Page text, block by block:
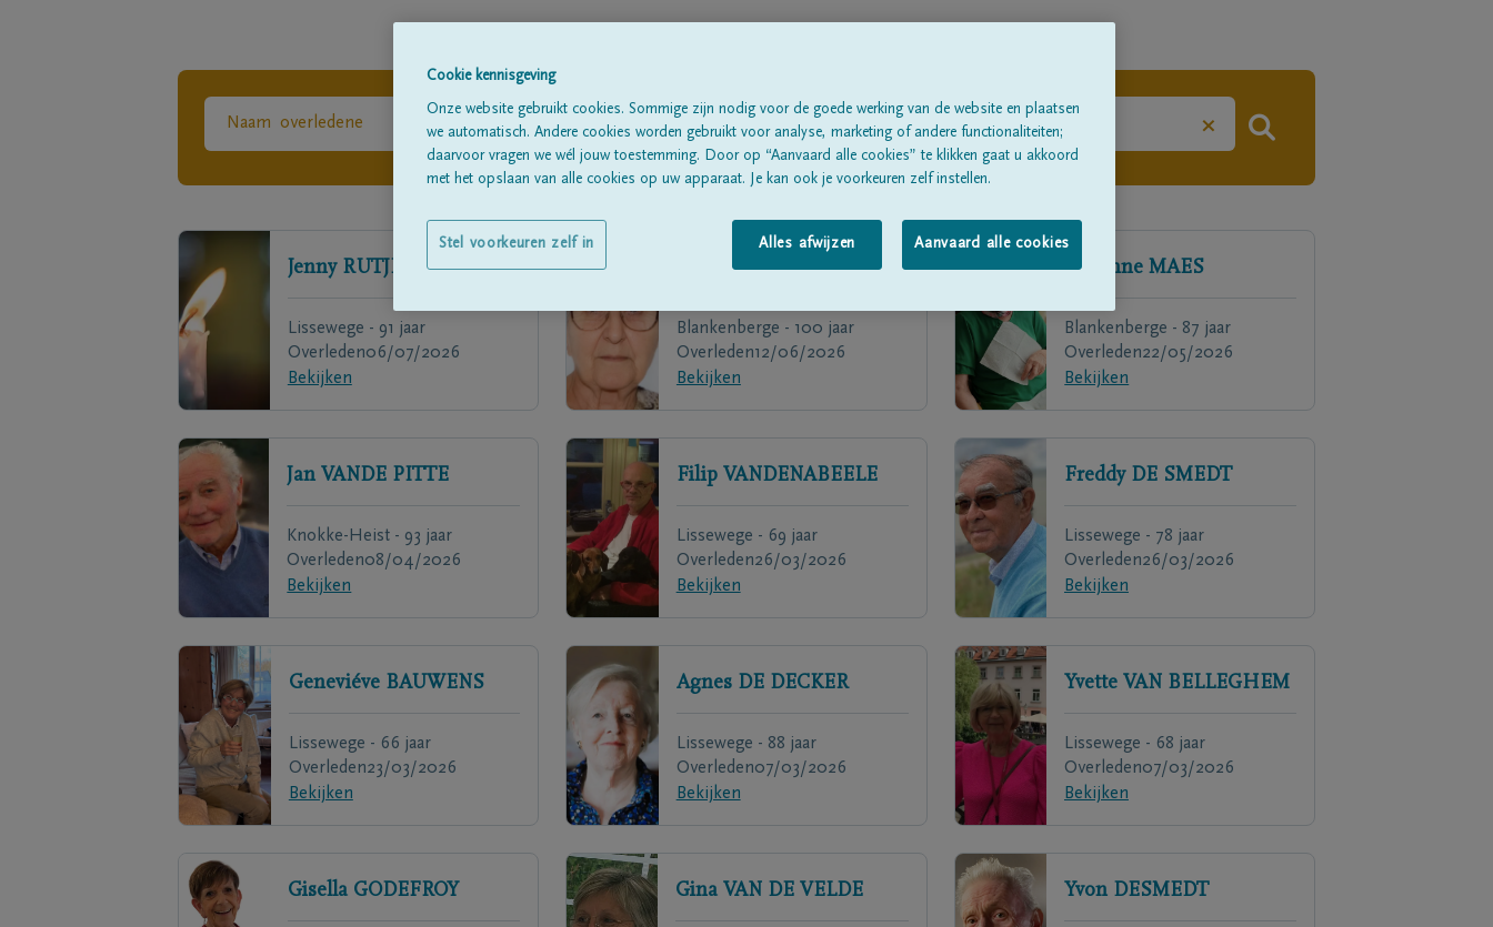
×
Jenny RUTJENS
Lissewege - 91 jaar
Overleden06/07/2026
Bekijken
Marie-José BROUNS
Blankenberge - 100 jaar
Overleden12/06/2026
Bekijken
Jeaninne MAES
Blankenberge - 87 jaar
Overleden22/05/2026
Bekijken
Jan VANDE PITTE
Knokke-Heist - 93 jaar
Overleden08/04/2026
Bekijken
Filip VANDENABEELE
Lissewege - 69 jaar
Overleden26/03/2026
Bekijken
Freddy DE SMEDT
Lissewege - 78 jaar
Overleden26/03/2026
Bekijken
Geneviéve BAUWENS
Lissewege - 66 jaar
Overleden23/03/2026
Bekijken
Agnes DE DECKER
Lissewege - 88 jaar
Overleden07/03/2026
Bekijken
Yvette VAN BELLEGHEM
Lissewege - 68 jaar
Overleden07/03/2026
Bekijken
Gisella GODEFROY Gina VAN DE VELDE Yvon DESMEDT
Cookie kennisgeving
Onze website gebruikt cookies. Sommige zijn nodig voor de goede werking van de website en plaatsen
we automatisch. Andere cookies worden gebruikt voor analyse, marketing of andere functionaliteiten;
daarvoor vragen we wél jouw toestemming. Door op “Aanvaard alle cookies” te klikken gaat u akkoord
met het opslaan van alle cookies op uw apparaat. Je kan ook je voorkeuren zelf instellen.
Alles afwijzen Aanvaard alle cookies
Stel voorkeuren zelf in